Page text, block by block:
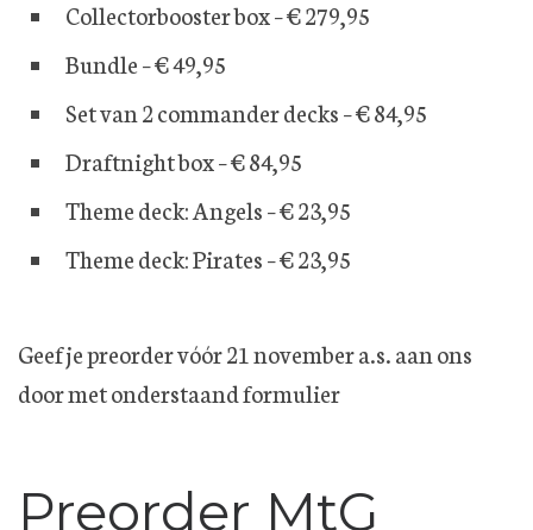
Collectorbooster box – € 279,95
Bundle – € 49,95
Set van 2 commander decks – € 84,95
Draftnight box – € 84,95
Theme deck: Angels – € 23,95
Theme deck: Pirates – € 23,95
Geef je preorder vóór 21 november a.s. aan ons
door met onderstaand formulier
Preorder MtG